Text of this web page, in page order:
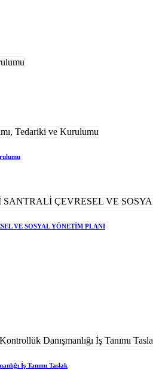
VE SOSYAL YÖNETİM PLANI
İş Tanımı Taslak